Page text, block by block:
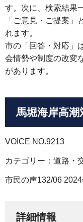
す。次に、検索結果
「ご意見・ご提案」
れます。
市の「回答・対応」
会情勢や制度の改変
があります。
馬堀海岸高
VOICE NO.9213
カテゴリー：道路・
市民の声132/06
詳細情報